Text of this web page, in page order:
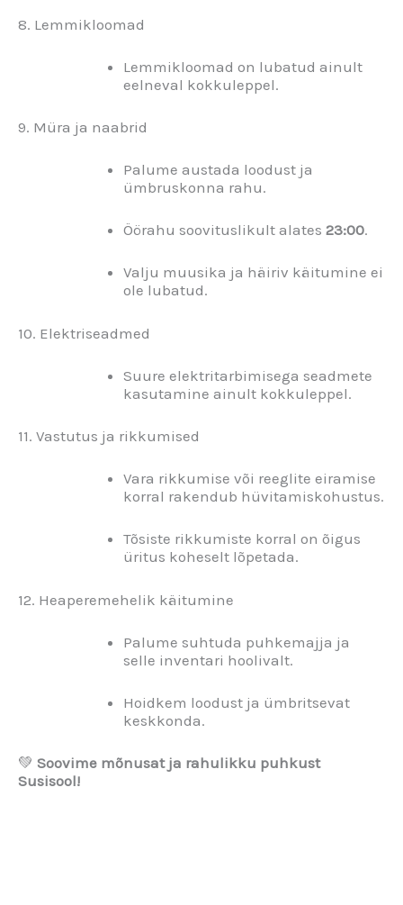
8. Lemmikloomad
Lemmikloomad on lubatud ainult
eelneval kokkuleppel.
9. Müra ja naabrid
Palume austada loodust ja
ümbruskonna rahu.
Öörahu soovituslikult alates 23:00.
Valju muusika ja häiriv käitumine ei
ole lubatud.
10. Elektriseadmed
Suure elektritarbimisega seadmete
kasutamine ainult kokkuleppel.
11. Vastutus ja rikkumised
Vara rikkumise või reeglite eiramise
korral rakendub hüvitamiskohustus.
Tõsiste rikkumiste korral on õigus
üritus koheselt lõpetada.
12. Heaperemehelik käitumine
Palume suhtuda puhkemajja ja
selle inventari hoolivalt.
Hoidkem loodust ja ümbritsevat
keskkonda.
💚 Soovime mõnusat ja rahulikku puhkust
Susisool!